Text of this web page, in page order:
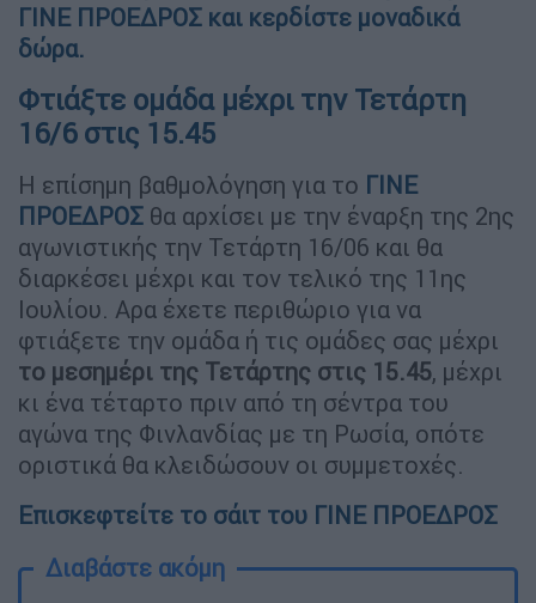
ΓΙΝΕ ΠΡΟΕΔΡΟΣ και κερδίστε μοναδικά
δώρα.
Φτιάξτε ομάδα μέχρι την Τετάρτη
16/6 στις 15.45
Η επίσημη βαθμολόγηση για το ΓΙΝΕ
ΠΡΟΕΔΡΟΣ θα αρχίσει με την έναρξη της 2ης
αγωνιστικής την Τετάρτη 16/06 και θα
διαρκέσει μέχρι και τον τελικό της 11ης
Ιουλίου. Αρα έχετε περιθώριο για να
φτιάξετε την ομάδα ή τις ομάδες σας μέχρι
το μεσημέρι της Τετάρτης στις 15.45, μέχρι
κι ένα τέταρτο πριν από τη σέντρα του
αγώνα της Φινλανδίας με τη Ρωσία, οπότε
οριστικά θα κλειδώσουν οι συμμετοχές.
Επισκεφτείτε το σάιτ του ΓΙΝΕ ΠΡΟΕΔΡΟΣ
Διαβάστε ακόμη